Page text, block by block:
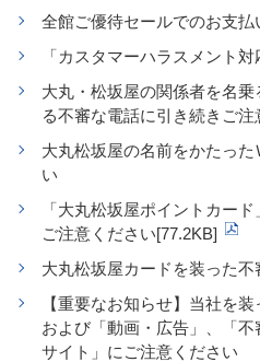
全館ご優待セールでのお支払
「カスタマーハラスメント
大丸・松坂屋の関係者を名
る不審な電話に引き続きご注
大丸松坂屋の名前をかたっ
い
「大丸松坂屋ポイントカー
ご注意ください[77.2KB]
大丸松坂屋カードを装った
【重要なお知らせ】当社を
および「動画・広告」、「
サイト」にご注意ください